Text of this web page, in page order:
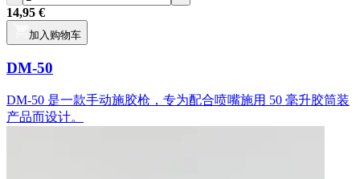
14,95 €
加入购物车
DM-50
DM-50 是一款手动施胶枪，专为配合喷嘴施用 50 毫升胶筒装
产品而设计。